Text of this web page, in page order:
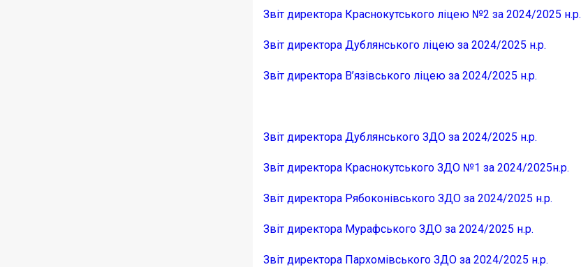
Звіт директора Краснокутського ліцею №2 за 2024/2025 н.р.
Звіт директора Дублянського ліцею за 2024/2025 н.р.
Звіт директора В’язівського ліцею за 2024/2025 н.р.
Звіт директора Дублянського ЗДО за 2024/2025 н.р.
Звіт директора Краснокутського ЗДО №1 за 2024/2025н.р.
Звіт директора Рябоконівського ЗДО за 2024/2025 н.р.
Звіт директора Мурафського ЗДО за 2024/2025 н.р.
Звіт директора Пархомівського ЗДО за 2024/2025 н.р.